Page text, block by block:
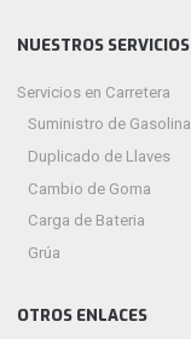
NUESTROS SERVICIOS
Servicios en Carretera
Suministro de Gasolina
Duplicado de Llaves
Cambio de Goma
Carga de Bateria
Grúa
OTROS ENLACES